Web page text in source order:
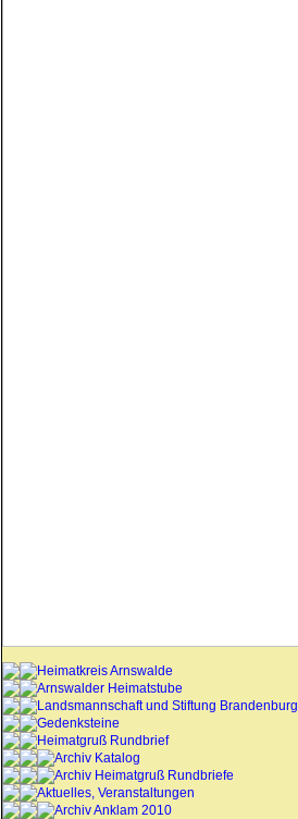
Heimatkreis Arnswalde
Arnswalder Heimatstube
Landsmannschaft und Stiftung Brandenburg
Gedenksteine
Heimatgruß Rundbrief
Archiv Katalog
Archiv Heimatgruß Rundbriefe
Aktuelles, Veranstaltungen
Archiv Anklam 2010